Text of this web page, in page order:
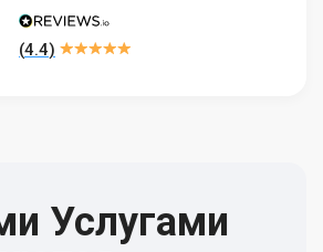
(4.4)
Услугами